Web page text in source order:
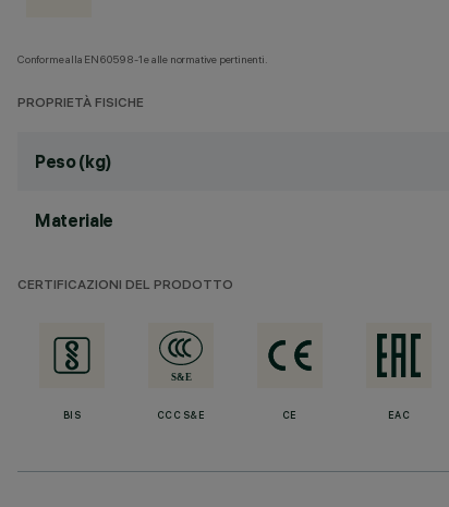
Conforme alla EN60598-1 e alle normative pertinenti.
PROPRIETÀ FISICHE
Peso (kg)
Materiale
CERTIFICAZIONI DEL PRODOTTO
BIS CCC S&E CE EAC